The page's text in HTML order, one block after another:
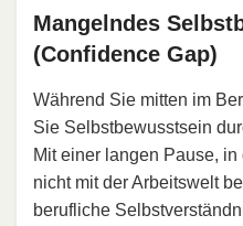
Mangelndes
(Confidence Gap)
Während Sie mitten im
Sie Selbstbewusstsein
Mit einer langen Pause,
nicht mit der Arbeitswelt
berufliche